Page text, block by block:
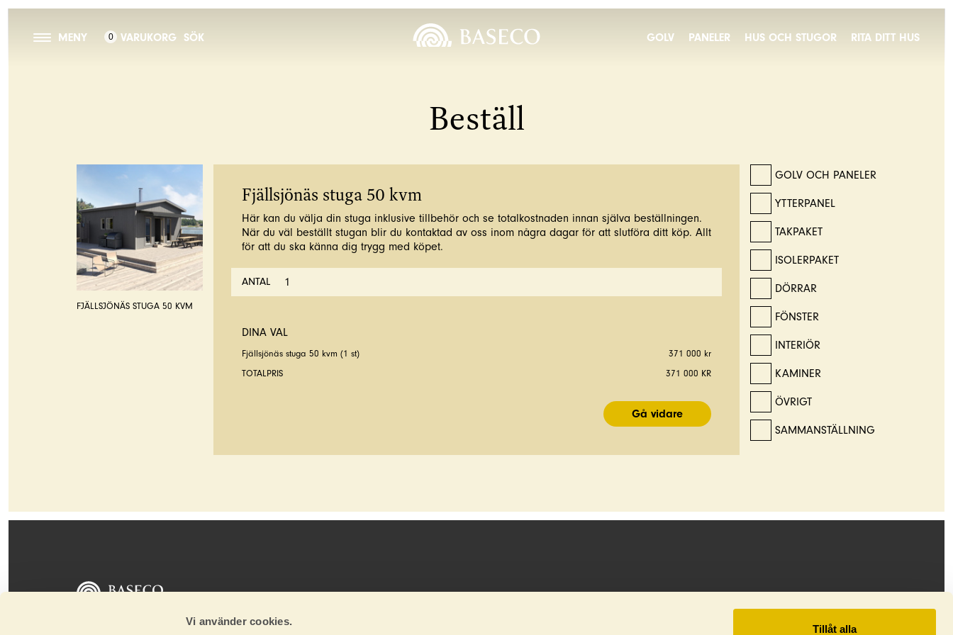
Vi använder cookies.
Tillåt alla
MENY 0 VARUKORG SÖK GOLV PANELER HUS OCH STUGOR RITA DITT HUS
Beställ
FJÄLLSJÖNÄS STUGA 50 KVM
GOLV OCH PANELER
YTTERPANEL
TAKPAKET
ISOLERPAKET
DÖRRAR
FÖNSTER
INTERIÖR
KAMINER
ÖVRIGT
SAMMANSTÄLLNING
Fjällsjönäs stuga 50 kvm
Här kan du välja din stuga inklusive tillbehör och se totalkostnaden innan själva beställningen.
När du väl beställt stugan blir du kontaktad av oss inom några dagar för att slutföra ditt köp. Allt
för att du ska känna dig trygg med köpet.
ANTAL
DINA VAL
Fjällsjönäs stuga 50 kvm (1 st)
371 000 kr
TOTALPRIS
371 000 KR
Baseco tillverkar och marknadsför golv, paneler
Instagram